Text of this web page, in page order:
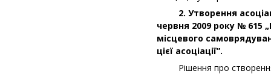
2. Утворення
червня 2009 року № 615
місцевого
цієї асоціації”.
Рішення про створення